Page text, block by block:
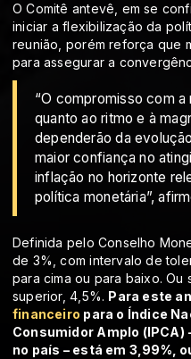
O Comitê antevê, em se
iniciar a flexibilização da
reunião, porém reforça que
para assegurar a
“O compromisso com
quanto ao ritmo e à
dependerão da
maior confiança no
inflação no horizonte
política monetária”,
Definida pelo Conselho
de 3%, com intervalo de
para cima ou para baixo. Ou
superior, 4,5%. Para este
financeiro para o Índice
Consumidor Amplo
no país – está em 3,99%,